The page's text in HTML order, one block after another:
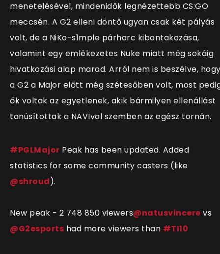
menetelésével, mindenidők legnézettebb CS:GO
meccsén. A G2 elleni döntő ugyan csak két pályás
volt, de a NiKo-s1mple párharc kibontakozása,
valamint egy emlékezetes Nuke miatt még sokáig
hivatkozási alap marad. Arról nem is beszélve,
a G2 a Major előtt még szétesőben volt, most
ők voltak az egyetlenek, akik bármilyen ellenállást
tanúsítottak a NAVIval szemben az egész tornán.
#PGLMajor Peak has been updated. Added
statistics for some community casters (like
@shroud).
New peak - 2 748 850 viewers@natusvincere vs
@G2esports had more viewers than #TI10